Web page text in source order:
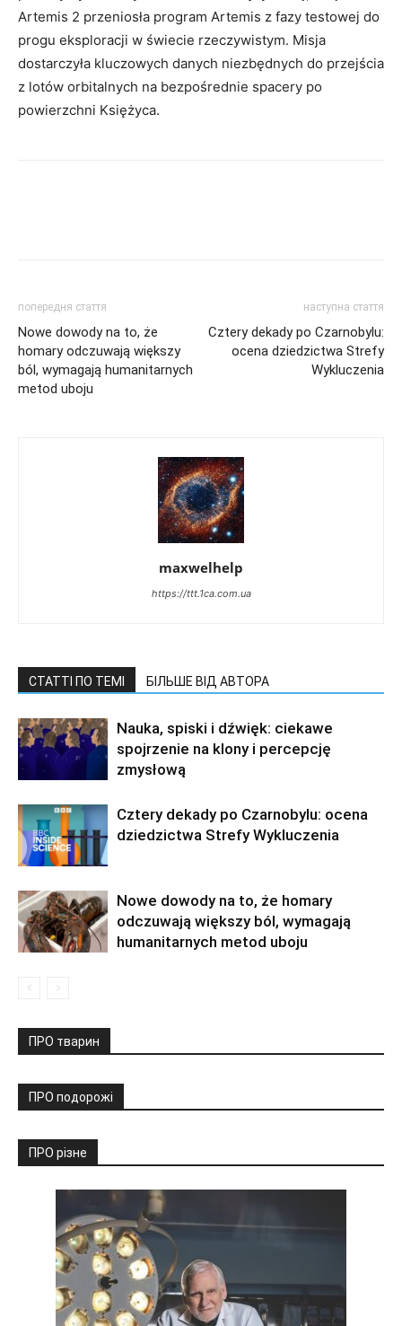
Artemis 2 przeniosła program Artemis z fazy testowej do
progu eksploracji w świecie rzeczywistym. Misja
dostarczyła kluczowych danych niezbędnych do przejścia
z lotów orbitalnych na bezpośrednie spacery po
powierzchni Księżyca.
попередня стаття
Nowe dowody na to, że
homary odczuwają większy
ból, wymagają humanitarnych
metod uboju
наступна стаття
Cztery dekady po Czarnobylu:
ocena dziedzictwa Strefy
Wykluczenia
maxwelhelp
https://ttt.1ca.com.ua
СТАТТІ ПО ТЕМІ БІЛЬШЕ ВІД АВТОРА
Nauka, spiski i dźwięk: ciekawe
spojrzenie na klony i percepcję
zmysłową
Cztery dekady po Czarnobylu: ocena
dziedzictwa Strefy Wykluczenia
Nowe dowody na to, że homary
odczuwają większy ból, wymagają
humanitarnych metod uboju
ПРО тварин
ПРО подорожі
ПРО різне